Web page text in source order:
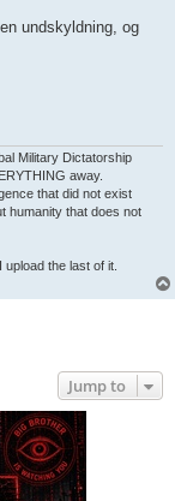
undskyldning, og
Military Dictatorship
away.
that did not exist
humanity that does not
upload the last of it.
Jump to